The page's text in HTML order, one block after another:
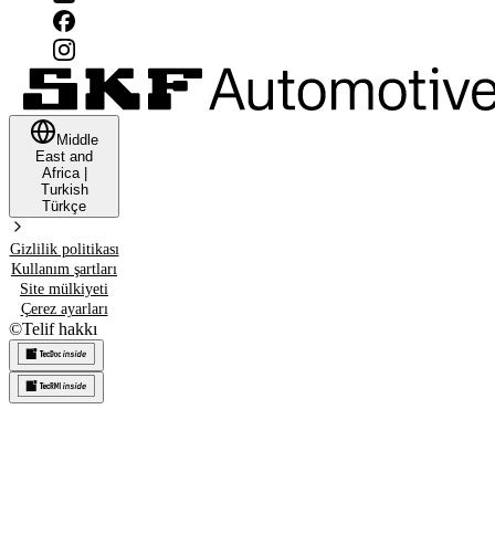
Middle
East and
Africa|
Turkish
Türkçe
Gizlilik politikası
Kullanım şartları
Site mülkiyeti
Çerez ayarları
©Telif hakkı